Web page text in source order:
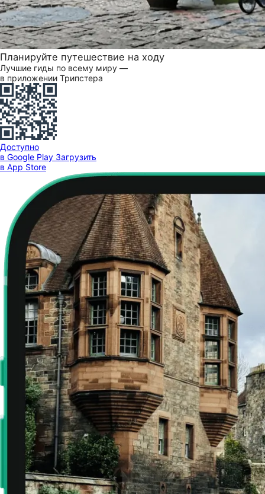
Планируйте путешествие на ходу
Лучшие гиды по всему миру —
в приложении Трипстера
Доступно
в Google Play Загрузить
в App Store